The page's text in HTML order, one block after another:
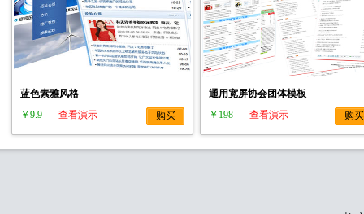
蓝色素雅风格
￥9.9
查看演示 购买
通用宽屏协会团体模板
￥198
查看演示 购买